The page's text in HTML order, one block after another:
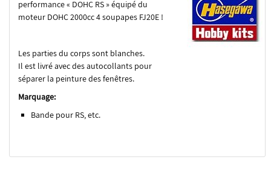
performance « DOHC RS » équipé du
moteur DOHC 2000cc 4 soupapes FJ20E !
Les parties du corps sont blanches.
Il est livré avec des autocollants pour
séparer la peinture des fenêtres.
Marquage:
Bande pour RS, etc.